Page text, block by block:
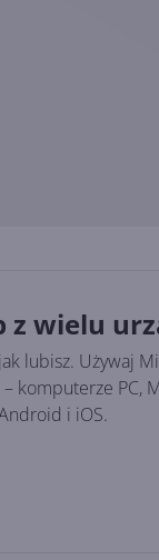
z wielu
lubisz. Używaj
komputerze PC,
i iOS.